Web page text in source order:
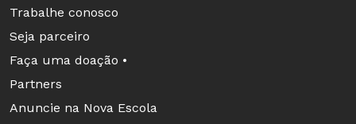
Trabalhe conosco
Seja parceiro
Faça uma doação •
Partners
Anuncie na Nova Escola